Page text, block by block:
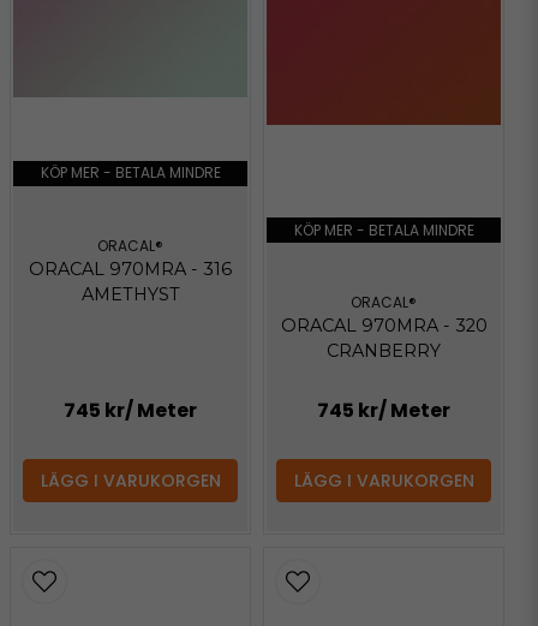
KÖP MER - BETALA MINDRE
ORACAL®
ORACAL 970MRA - 316
AMETHYST
745 kr/ Meter
LÄGG I VARUKORGEN
KÖP MER - BETALA MINDRE
ORACAL®
ORACAL 970MRA - 320
CRANBERRY
745 kr/ Meter
LÄGG I VARUKORGEN